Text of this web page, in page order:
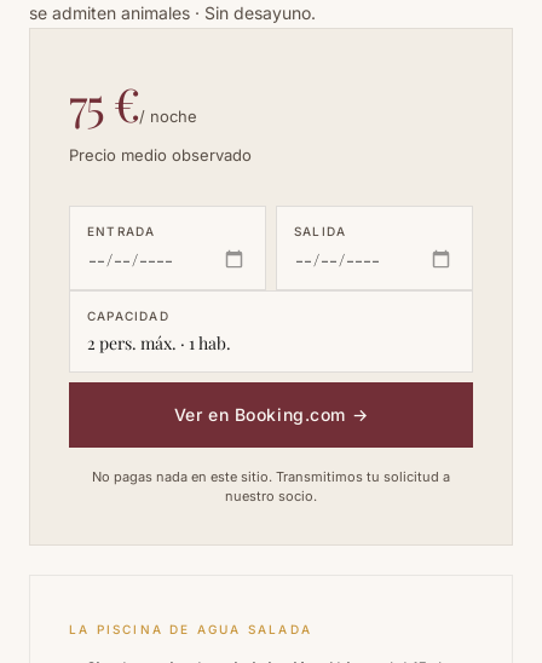
se admiten animales · Sin desayuno.
75 €/ noche
Precio medio observado
ENTRADA SALIDA
CAPACIDAD
2 pers. máx. · 1 hab.
Ver en Booking.com →
No pagas nada en este sitio. Transmitimos tu solicitud a
nuestro socio.
LA PISCINA DE AGUA SALADA